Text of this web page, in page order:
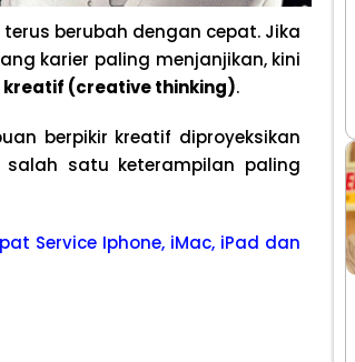
terus berubah dengan cepat. Jika
karier paling menjanjikan, kini
kreatif (creative thinking).
berpikir kreatif diproyeksikan
salah satu keterampilan paling
Service Iphone, iMac, iPad dan